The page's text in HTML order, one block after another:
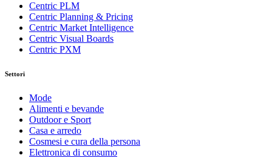
Centric PLM
Centric Planning & Pricing
Centric Market Intelligence
Centric Visual Boards
Centric PXM
Settori
Mode
Alimenti e bevande
Outdoor e Sport
Casa e arredo
Cosmesi e cura della persona
Elettronica di consumo